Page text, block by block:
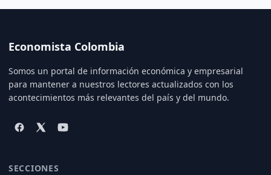
Economista Colombia
Somos un portal de información económica y empresarial
para mantener a nuestros lectores actualizados con los
acontecimientos más relevantes del país y del mundo.
SECCIONES